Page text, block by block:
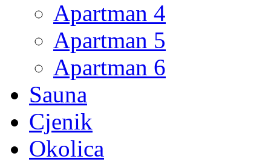
Apartman 4
Apartman 5
Apartman 6
Sauna
Cjenik
Okolica